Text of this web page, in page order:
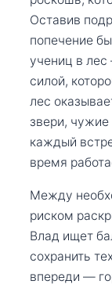
Оставив
попечение
учениц в
силой,
лес
звери,
каждый
время
Между
риском
Влад ищет
сохранить
впереди —